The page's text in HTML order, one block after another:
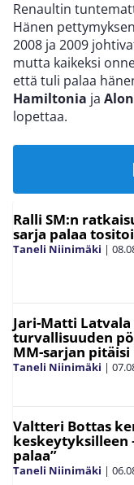
Renaultin
Hänen
2008 ja 2009
mutta kaikeksi
että tuli palaa
Hamiltonia ja
lopettaa.
Ralli SM:n
sarja palaa
Taneli Niinimäki |
Jari-Matti Latvala
turvallisuuden
MM-sarjan
Taneli Niinimäki |
Valtteri Bottas
keskeytyksilleen
palaa”
Taneli Niinimäki |